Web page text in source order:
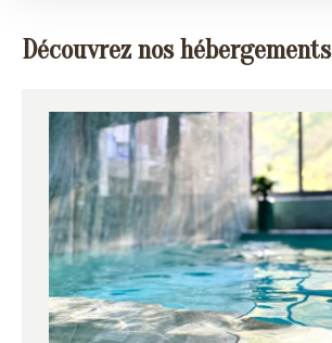
Découvrez nos hébergements